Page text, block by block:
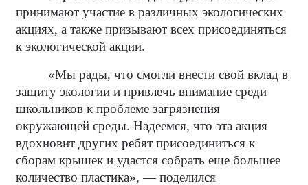
принимают участие в различных экологических
акциях, а также призывают всех присоединяться
к экологической акции.
«Мы рады, что смогли внести свой вклад в
защиту экологии и привлечь внимание среди
школьников к проблеме загрязнения
окружающей среды. Надеемся, что эта акция
вдохновит других ребят присоединиться к
сборам крышек и удастся собрать еще большее
количество пластика», — поделился